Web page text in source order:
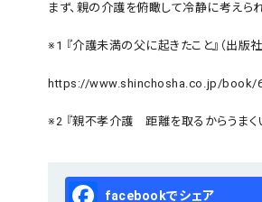
まず、親の介護を俯瞰して冷静に考えら
※1 『介護未満の父に起きたこと』（出版
https://www.shinchosha.co.jp/book/
※2 『親不孝介護 距離を取るからうまくい